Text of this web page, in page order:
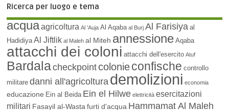
Ricerca per luogo e tema
acquaagricoltura Al 'Auja Al Aqaba al Burj Al Farisiya al
Hadidiya Al Jiftlik al Maleh al Miteh annessione Aqaba
attacchi dei coloni attacchi dell'esercito Atuf
Bardalacheckpointcolonieconfische controllo
militare danni all'agricoltura demolizioni economia
educazione Ein al Beida Ein el Hilwe elettricità esercitazioni
militari Fasayil al-Wasta furti d'acqua Hammamat Al Maleh